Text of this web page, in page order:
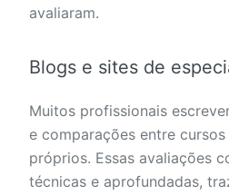
avaliaram.
Blogs e sites de
Muitos profissionais
e comparações entre
próprios. Essas avaliações
técnicas e aprofundadas,